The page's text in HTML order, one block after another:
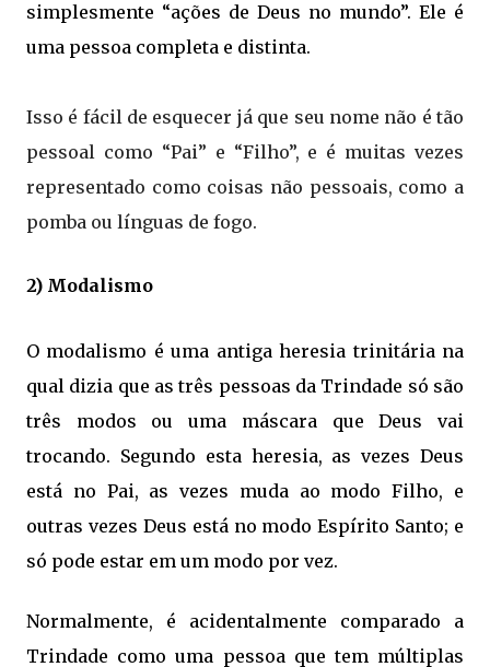
simplesmente “ações de Deus no mundo”. Ele é
uma pessoa completa e distinta.
Isso é fácil de esquecer já que seu nome não é tão
pessoal como “Pai” e “Filho”, e é muitas vezes
representado como coisas não pessoais, como a
pomba ou línguas de fogo.
2) Modalismo
O modalismo é uma antiga heresia trinitária na
qual dizia que as três pessoas da Trindade só são
três modos ou uma máscara que Deus vai
trocando. Segundo esta heresia, as vezes Deus
está no Pai, as vezes muda ao modo Filho, e
outras vezes Deus está no modo Espírito Santo; e
só pode estar em um modo por vez.
Normalmente, é acidentalmente comparado a
Trindade como uma pessoa que tem múltiplas